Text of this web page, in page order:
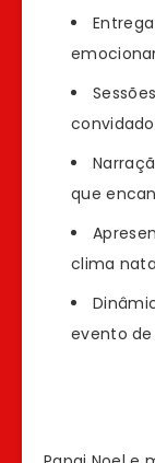
que
clima
evento